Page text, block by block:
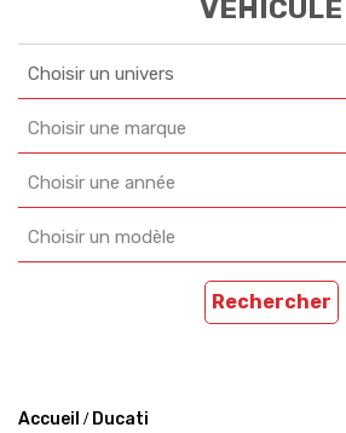
VÉHICULE
Choisir un univers
Choisir une marque
Choisir une année
Choisir un modèle
Rechercher
Accueil Ducati